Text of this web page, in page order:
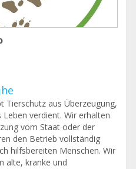
Tierschutz aus Überzeugung,
verdient. Wir erhalten
vom Staat oder der
den Betrieb vollständig
hilfsbereiten Menschen. Wir
alte, kranke und